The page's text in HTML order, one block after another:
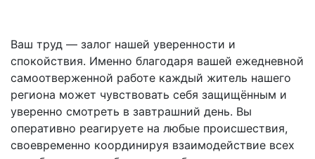
Ваш труд — залог нашей уверенности и
спокойствия. Именно благодаря вашей ежедневной
самоотверженной работе каждый житель нашего
региона может чувствовать себя защищённым и
уверенно смотреть в завтрашний день. Вы
оперативно реагируете на любые происшествия,
своевременно координируя взаимодействие всех